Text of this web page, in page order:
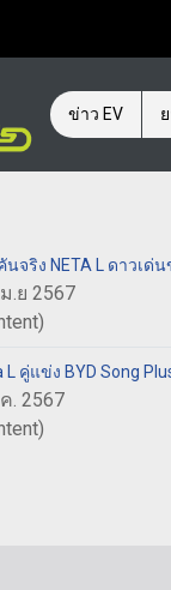
ข่าว EV
นจริง NETA L ดาวเด่
.ย 2567
L คู่แข่ง BYD Song
. 2567